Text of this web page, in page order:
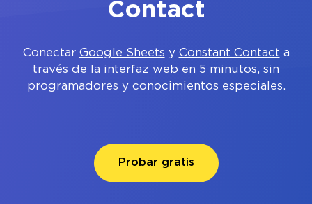
Contact
Conectar Google Sheets y Constant Contact a
través de la interfaz web en 5 minutos, sin
programadores y conocimientos especiales.
Probar gratis